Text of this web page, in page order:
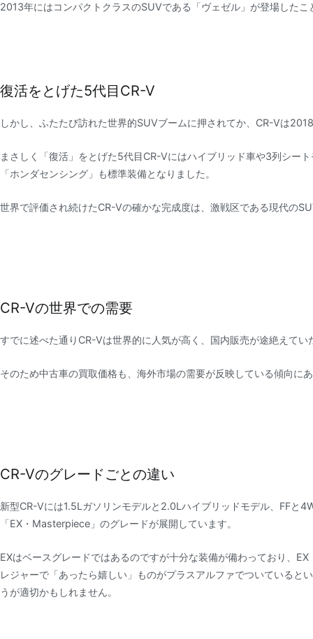
2013年にはコンパクトクラスのSUVである「ヴェゼル」が登場した
復活をとげた5代目CR-V
しかし、ふたたび訪れた世界的SUVブームに押されてか、CR-Vは
まさしく「復活」をとげた5代目CR-Vにはハイブリッド車や3列シー
「ホンダセンシング」も標準装備となりました。
世界で評価され続けたCR-Vの確かな完成度は、激戦区である現代の
CR-Vの世界での需要
すでに述べた通りCR-Vは世界的に人気が高く、国内販売が途絶えて
そのため中古車の買取価格も、海外市場の需要が反映している傾向に
CR-Vのグレードごとの違い
新型CR-Vには1.5Lガソリンモデルと2.0Lハイブリッドモデル、FFと
「EX・Masterpiece」のグレードが展開しています。
EXはベースグレードではあるのですが十分な装備が備わっており、
レジャーで「あったら嬉しい」ものがプラスアルファでついている
うが適切かもしれません。